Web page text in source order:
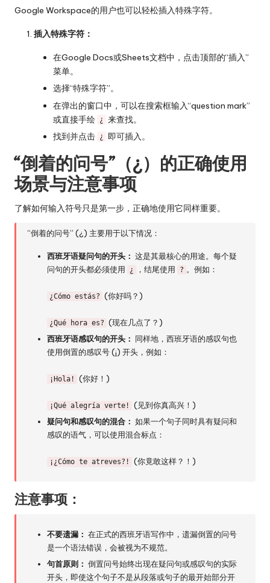
Google Workspace的用户也可以轻松插入特殊字符。
插入特殊字符：
在Google Docs或Sheets文档中，点击顶部的“插入”
菜单。
选择“特殊字符”。
在弹出的窗口中，可以在搜索框输入“question mark”
或直接手绘 ¿
来查找。
找到并点击 ¿ 即可插入。
“倒着的问号”（¿）的正确使用
场景与注意事项
了解如何输入符号只是第一步，正确地使用它同样重要。
“倒着的问号” (¿) 主要用于以下情况：
西班牙语疑问句的开头： 这是其最核心的用途。每个疑
问句的开头都必须使用
¿ ，结尾使用 ? 。例如：
¿Cómo estás? (你好吗？)
¿Qué hora es? (现在几点了？)
西班牙语感叹句的开头： 同样地，西班牙语的感叹句也
使用倒置的感叹号 (¡) 开头，例如：
¡Hola! (你好！)
¡Qué alegría verte!
(见到你真高兴！)
疑问句和感叹句的混合： 如果一个句子同时具有疑问和
感叹的语气，可以使用混合标点：
¡¿Cómo te atreves?! (你竟敢这样？！)
注意事项：
不要遗漏： 在正式的西班牙语写作中，遗漏倒置的问号
是一个语法错误，会被视为不规范。
句首原则： 倒置问号始终出现在疑问句或感叹句的实际
开头，即使这个句子不是从段落或句子的最开始部分开